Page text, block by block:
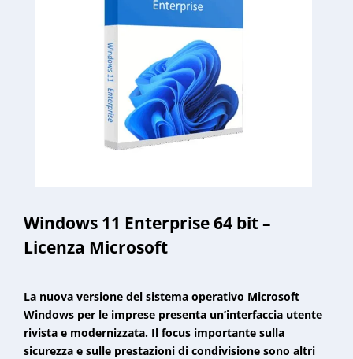
Windows 11 Enterprise 64 bit –
Licenza Microsoft
La nuova versione del sistema operativo Microsoft
Windows per le imprese presenta un’interfaccia utente
rivista e modernizzata. Il focus importante sulla
sicurezza e sulle prestazioni di condivisione sono altri